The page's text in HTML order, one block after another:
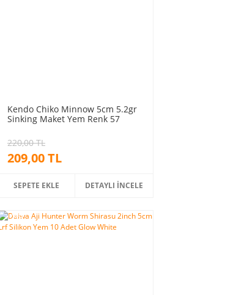
Kendo Chiko Minnow 5cm 5.2gr
Sinking Maket Yem Renk 57
209,00 TL
220,00 TL
SEPETE EKLE DETAYLI İNCELE
%5